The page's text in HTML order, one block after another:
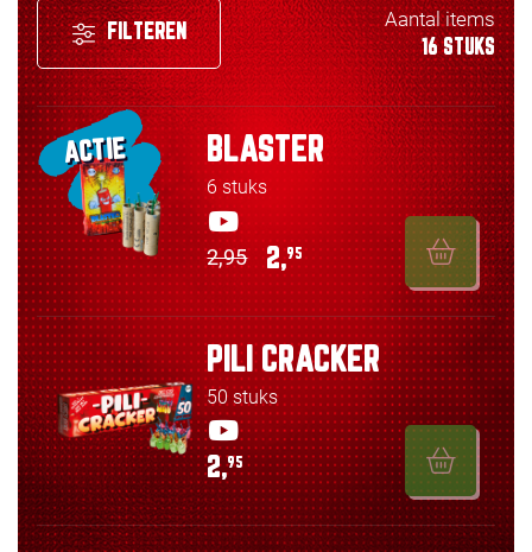
FILTEREN
Aantal items
16 STUKS
ACTIE BLASTER
6 stuks
2,95 2,95
PILI CRACKER
50 stuks
2,95